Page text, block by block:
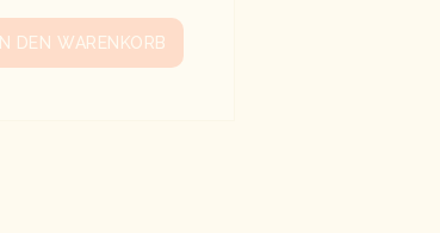
IN DEN WARENKORB